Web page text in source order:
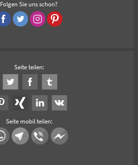
Folgen Sie uns schon?
Seite teilen:
Seite mobil teilen: